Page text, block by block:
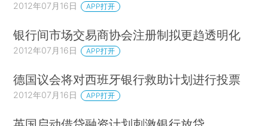
2012年07月16日 APP打开
银行间市场交易商协会注册制拟更趋透明化
2012年07月16日 APP打开
德国议会将对西班牙银行救助计划进行投票
2012年07月16日 APP打开